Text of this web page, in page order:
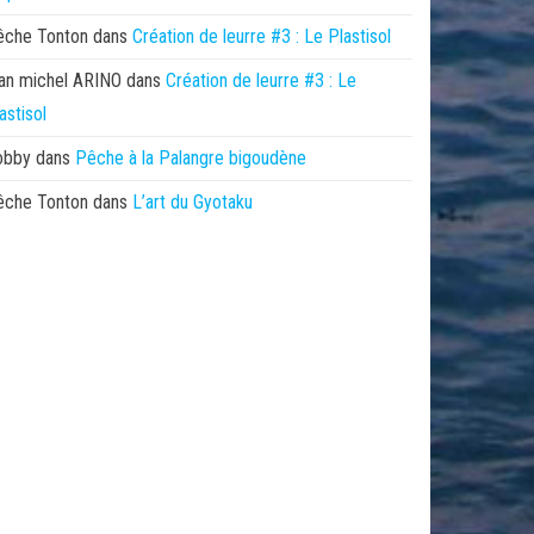
Tonton dans Création de leurre #3 : Le Plastisol
michel ARINO dans Création de leurre #3 : Le
dans Pêche à la Palangre bigoudène
Tonton dans L’art du Gyotaku